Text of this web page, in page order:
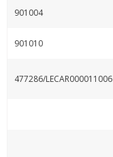
901004
901010
477286/LECAR000011006